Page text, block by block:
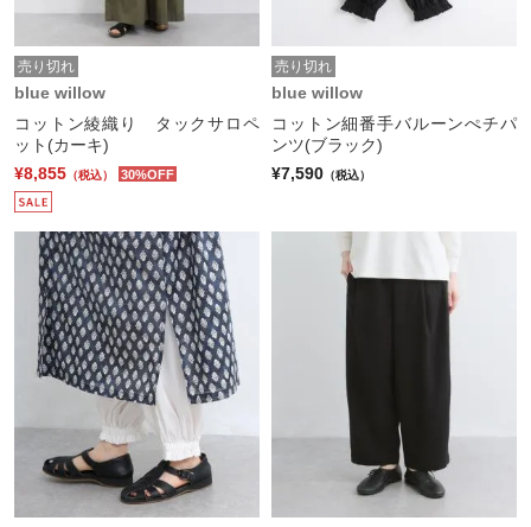
売り切れ
blue willow
コットン綾織り タックサロペ
ット(カーキ)
¥8,855 （税込） 30%OFF
売り切れ
blue willow
コットン細番手バルーンぺチパ
ンツ(ブラック)
¥7,590 （税込）